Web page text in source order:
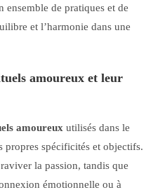
de pratiques et de
et l’harmonie dans une
amoureux et leur
amoureux utilisés dans le
propres spécificités et objectifs.
la passion, tandis que
émotionnelle ou à